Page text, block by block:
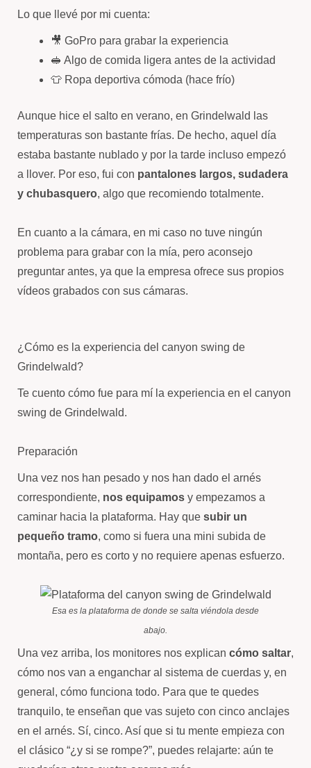
Lo que llevé por mi cuenta:
🎥 GoPro para grabar la experiencia
🥪 Algo de comida ligera antes de la actividad
👕 Ropa deportiva cómoda (hace frío)
Aunque hice el salto en verano, en Grindelwald las
temperaturas son bastante frías. De hecho, aquel día
estaba bastante nublado y por la tarde incluso empezó
a llover. Por eso, fui con pantalones largos, sudadera
y chubasquero, algo que recomiendo totalmente.
En cuanto a la cámara, en mi caso no tuve ningún
problema para grabar con la mía, pero aconsejo
preguntar antes, ya que la empresa ofrece sus propios
vídeos grabados con sus cámaras.
¿Cómo es la experiencia del canyon swing de
Grindelwald?
Te cuento cómo fue para mí la experiencia en el canyon
swing de Grindelwald.
Preparación
Una vez nos han pesado y nos han dado el arnés
correspondiente, nos equipamos y empezamos a
caminar hacia la plataforma. Hay que subir un
pequeño tramo, como si fuera una mini subida de
montaña, pero es corto y no requiere apenas esfuerzo.
Esa es la plataforma de donde se salta viéndola desde
abajo.
Una vez arriba, los monitores nos explican cómo saltar,
cómo nos van a enganchar al sistema de cuerdas y, en
general, cómo funciona todo. Para que te quedes
tranquilo, te enseñan que vas sujeto con cinco anclajes
en el arnés. Sí, cinco. Así que si tu mente empieza con
el clásico “¿y si se rompe?”, puedes relajarte: aún te